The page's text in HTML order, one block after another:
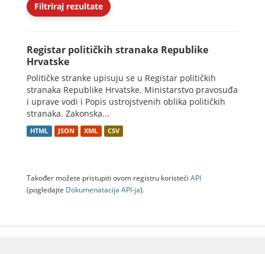
Filtriraj rezultate
Registar političkih stranaka Republike
Hrvatske
Političke stranke upisuju se u Registar političkih
stranaka Republike Hrvatske. Ministarstvo pravosuđa
i uprave vodi i Popis ustrojstvenih oblika političkih
stranaka. Zakonska...
HTML JSON XML CSV
Također možete pristupiti ovom registru koristeći API
(pogledajte Dokumenаtаcijа API-jа).